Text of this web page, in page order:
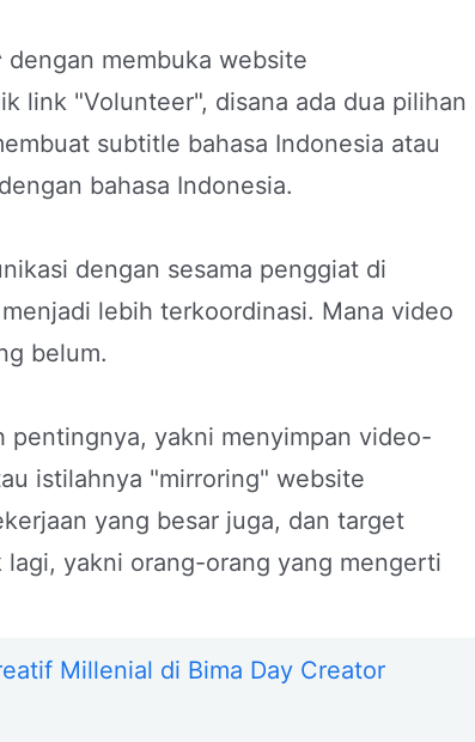
dengan membuka website
link "Volunteer", disana ada dua pilihan
subtitle bahasa Indonesia atau
bahasa Indonesia.
dengan sesama penggiat di
lebih terkoordinasi. Mana video
belum.
pentingnya, yakni menyimpan video-
istilahnya "mirroring" website
yang besar juga, dan target
yakni orang-orang yang mengerti
Millenial di Bima Day Creator